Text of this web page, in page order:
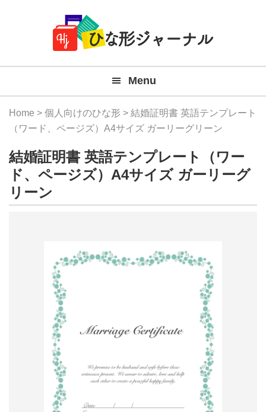
Navigation
料
テ
プ
レ
ー
ト
形
ャ
ー
ナ
Menu
Home > 個人向けのひな形 > 結婚証明書 英語テンプレート
（ワード、ページズ）A4サイズ ガーリーグリーン
結婚証明書 英語テンプレート（ワー
ド、ページズ）A4サイズ ガーリーグ
リーン